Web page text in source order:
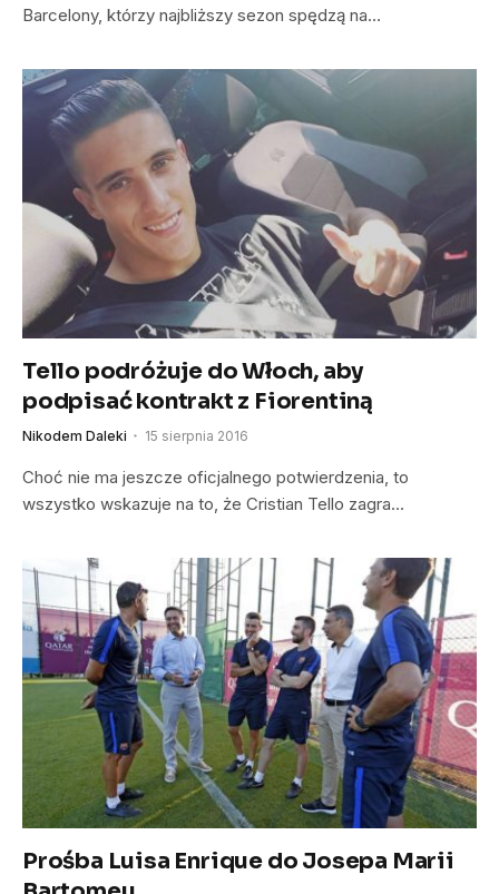
Barcelony, którzy najbliższy sezon spędzą na…
Tello podróżuje do Włoch, aby
podpisać kontrakt z Fiorentiną
Nikodem Daleki 15 sierpnia 2016
Choć nie ma jeszcze oficjalnego potwierdzenia, to
wszystko wskazuje na to, że Cristian Tello zagra…
Prośba Luisa Enrique do Josepa Marii